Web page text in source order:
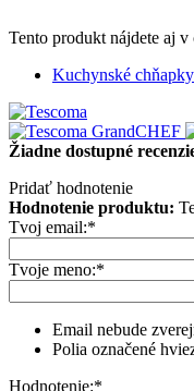
Tento produkt nájdete aj v
Kuchynské
Žiadne dostupné
Pridať hodnotenie
Hodnotenie produktu:
Tvoj email:*
Tvoje meno:*
Email nebude
Polia označené
Hodnotenie:*